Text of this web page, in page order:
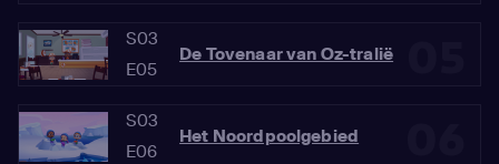
S03
E05
De Tovenaar van Oz-tralië
S03
E06
Het Noordpoolgebied